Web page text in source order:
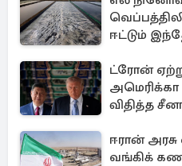
ஈட்டும்
ட்ரோன்
விதித்த
ஈரான்
வங்கிக்